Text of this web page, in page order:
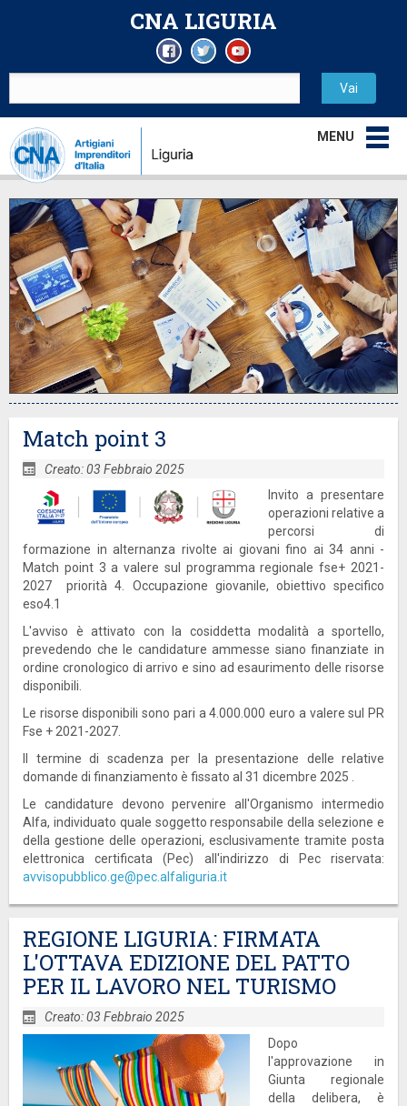
CNA LIGURIA
MENU
Match point 3
Creato: 03 Febbraio 2025
Invito a presentare
operazioni relative a
percorsi di
formazione in alternanza rivolte ai giovani fino ai 34 anni -
Match point 3 a valere sul programma regionale fse+ 2021-
2027 priorità 4. Occupazione giovanile, obiettivo specifico
eso4.1
L'avviso è attivato con la cosiddetta modalità a sportello,
prevedendo che le candidature ammesse siano finanziate in
ordine cronologico di arrivo e sino ad esaurimento delle risorse
disponibili.
Le risorse disponibili sono pari a 4.000.000 euro a valere sul PR
Fse + 2021-2027.
Il termine di scadenza per la presentazione delle relative
domande di finanziamento è fissato al 31 dicembre 2025 .
Le candidature devono pervenire all'Organismo intermedio
Alfa, individuato quale soggetto responsabile della selezione e
della gestione delle operazioni, esclusivamente tramite posta
elettronica certificata (Pec) all'indirizzo di Pec riservata:
avvisopubblico.ge@pec.alfaliguria.it
REGIONE LIGURIA: FIRMATA
L'OTTAVA EDIZIONE DEL PATTO
PER IL LAVORO NEL TURISMO
Creato: 03 Febbraio 2025
Dopo
l'approvazione in
Giunta regionale
della delibera, è